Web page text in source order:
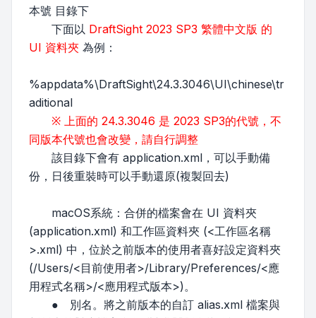
本號 目錄下
下面以 DraftSight 2023 SP3 繁體中文版 的
UI 資料夾 為例：
%appdata%\DraftSight\24.3.3046\UI\chinese\tr
aditional
※ 上面的 24.3.3046 是 2023 SP3的代號，不
同版本代號也會改變，請自行調整
該目錄下會有 application.xml，可以手動備
份，日後重裝時可以手動還原(複製回去)
macOS系統：合併的檔案會在 UI 資料夾
(application.xml) 和工作區資料夾 (<工作區名稱
>.xml) 中，位於之前版本的使用者喜好設定資料夾
(/Users/<目前使用者>/Library/Preferences/<應
用程式名稱>/<應用程式版本>)。
● 別名。將之前版本的自訂 alias.xml 檔案與